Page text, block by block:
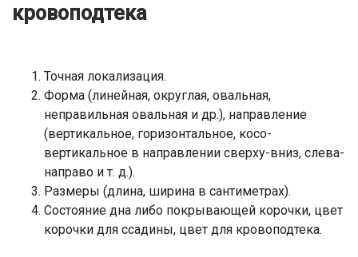
кровоподтека
Точная локализация.
Форма (линейная, округлая, овальная,
неправильная овальная и др.), направление
(вертикальное, горизонтальное, косо-
вертикальное в направлении сверху-вниз, слева-
направо и т. д.).
Размеры (длина, ширина в сантиметрах).
Состояние дна либо покрывающей корочки, цвет
корочки для ссадины, цвет для кровоподтека.